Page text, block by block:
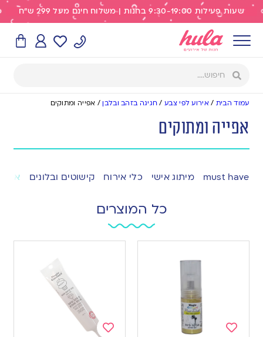
שעות פעילות 9:30-19:00 בחנות | משלוח חינם מעל 299 ש"ח
עמוד הבית /אירוע לפי צבע/ חגיגה בזהב ובלבן / אפייה ומתוקים
אפייה ומתוקים
must have מיתוג אישי כלי אירוח קישוטים ובלונים
כל המוצרים